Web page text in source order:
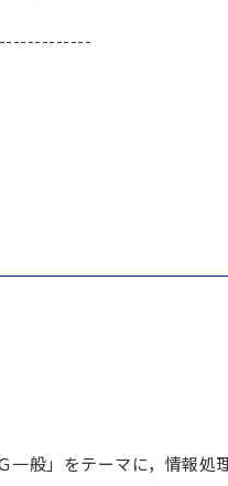
般」をテーマに，情報処